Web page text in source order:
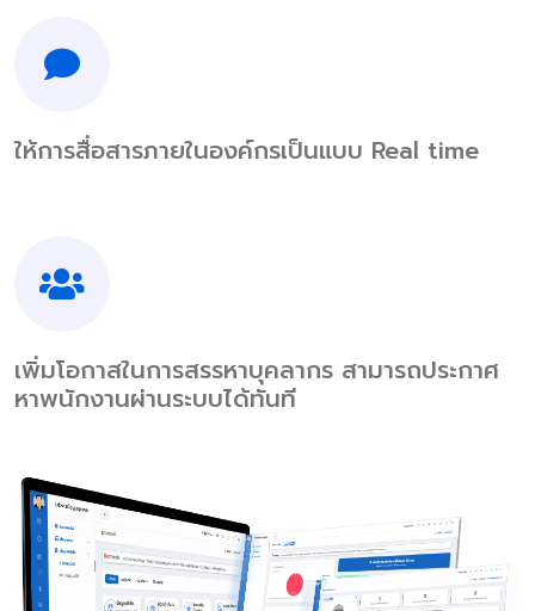
ให้การสื่อสารภายในองค์กรเป็นแบบ Real time
เพิ่มโอกาสในการสรรหาบุคลากร สามารถประกาศ
หาพนักงานผ่านระบบได้ทันที